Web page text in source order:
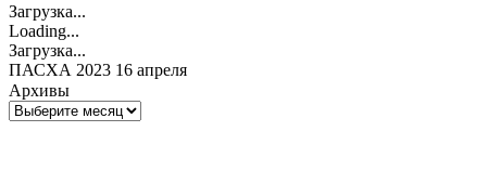
Загрузка...
Loading...
Загрузка...
ПАСХА 2023 16 апреля
Архивы
Архивы